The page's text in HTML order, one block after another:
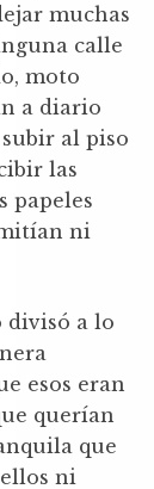
muchas
calle
moto
a diario
al piso
las
papeles
ni
divisó a lo
esos eran
querían
que
ni